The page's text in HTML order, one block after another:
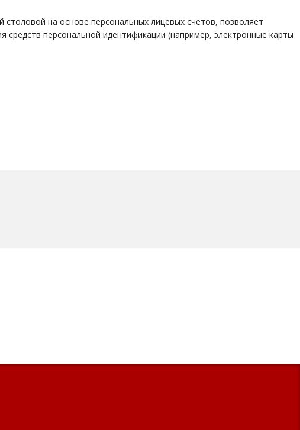
на основе персональных лицевых счетов, позволяет
персональной идентификации (например, электронные карты